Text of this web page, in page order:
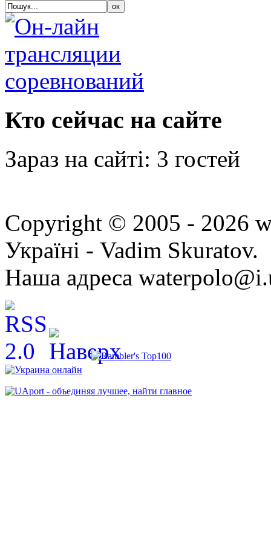
Кто сейчас на сайте
Зараз на сайті: 3 гостей
Copyright © 2005 - 2026
Україні - Vadim Skuratov.
Наша адреса